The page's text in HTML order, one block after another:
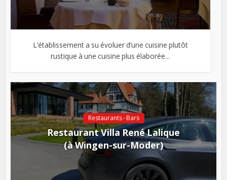
L’établissement a su évoluer d’une cuisine plutôt
rustique à une cuisine plus élaborée...
Restaurants - Bars
Restaurant Villa René Lalique
(à Wingen-sur-Moder)